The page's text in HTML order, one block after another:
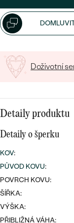
DRAHOKAM
ZLATO
STŘÍBRO
S
S PERLAMI
DLE STYLU
PODLE
PODLE
CENOVĚ
LUXUSNÍ
Doživotní
Detaily produktu
Detaily o šperku
KOV:
PŮVOD KOVU:
POVRCH KOVU:
ŠÍŘKA:
VÝŠKA:
PŘIBLIŽNÁ VÁHA: